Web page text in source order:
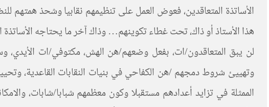
الأساتذة المتعاقدين، فعوض العمل على تنظيمهم نقابيا وشحذ همتهم
هذا الأستاذ أو ذاك، تحت غطاء تكوينهم… وذاك آخر ما يحتاجه الأساتذة
لن يبق المتعاقدون/ات، بفعل وضعهم/هن الهش، مكتوفي/ات
وتهييئ شروط دمجهم /هن الكفاحي في بنيات النقابات القاعدية، وتحييد
الممثلة في تزايد أعدادهم مستقبلا وكون معظمهم شبابا/شابات،